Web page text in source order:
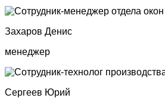
Захаров Денис
менеджер
Сергеев Юрий